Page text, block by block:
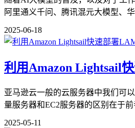
阿里通义千问、腾讯混元大模型、
2025-06-18
利用Amazon Lightsail
亚马逊云一般的云服务器中我们可
量服务器和EC2服务器的区别在于
2025-05-11